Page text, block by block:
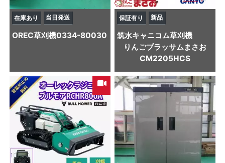
在庫あり 当日発送
OREC草刈機0334-80030
保証有り 新品
筑水キャニコム草刈機
りんごブラッサムまさお
CM2205HCS